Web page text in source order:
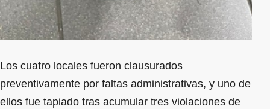
Los cuatro locales fueron clausurados
preventivamente por faltas administrativas, y uno de
ellos fue tapiado tras acumular tres violaciones de